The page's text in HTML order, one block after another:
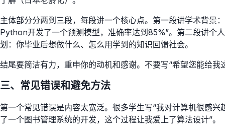
主体部分分两到三段，每段讲一个核心点。第一段讲学术背景
Python开发了一个预测模型，准确率达到85%”。第二段讲个
划：你毕业后想做什么、怎么用学到的知识回馈社会。
结尾要简洁有力，重申你的动机和感谢。不要写“希望您能给
三、常见错误和避免方法
第一个常见错误是内容太宽泛。很多学生写“我对计算机很感
了一个图书管理系统的开发，这个过程让我爱上了算法设计”。